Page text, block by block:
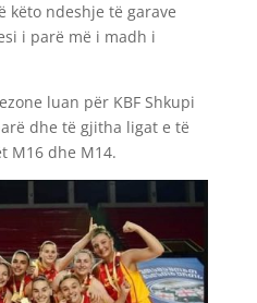
këto ndeshje të garave
i parë më i madh i
luan për KBF Shkupi
dhe të gjitha ligat e të
M16 dhe M14.